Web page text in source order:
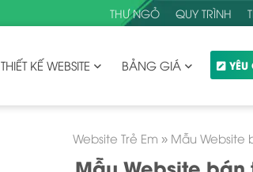
THƯ NGỎ QUY TRÌNH
THIẾT KẾ WEBSITE BẢNG GIÁ
Website Trẻ Em » Mẫu Website